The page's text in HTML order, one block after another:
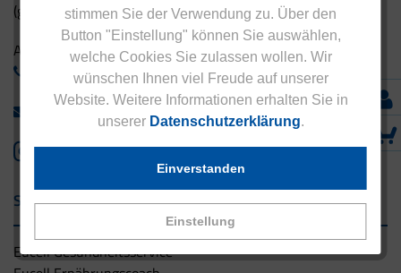
stimmen Sie der Verwendung zu. Über den
Button "Einstellung" können Sie auswählen,
welche Cookies Sie zulassen wollen. Wir
wünschen Ihnen viel Freude auf unserer
Website. Weitere Informationen erhalten Sie in
unserer Datenschutzerklärung.
Einstellung
Einverstanden
(gebührenfrei aus Deutschland)
Ausland:
+49 - 5042 940 660
info@eucell.de
Service & Versand
Eucell Gesundheitsservice